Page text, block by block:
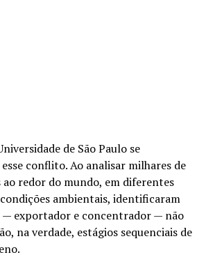
de São Paulo se
conflito. Ao analisar milhares de
ao redor do mundo, em diferentes
ambientais, identificaram
— exportador e concentrador — não
na verdade, estágios sequenciais de